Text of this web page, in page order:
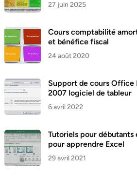
27 juin 2025
Cours comptabilité
et bénéfice fiscal
24 août 2020
Support de cours Office
2007 logiciel de tableur
6 avril 2022
Tutoriels pour débutants
pour apprendre Excel
29 avril 2021